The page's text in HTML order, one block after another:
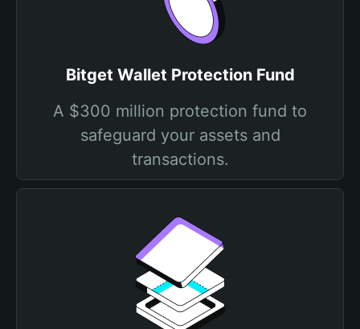
Bitget Wallet Protection Fund
A $300 million protection fund to
safeguard your assets and
transactions.